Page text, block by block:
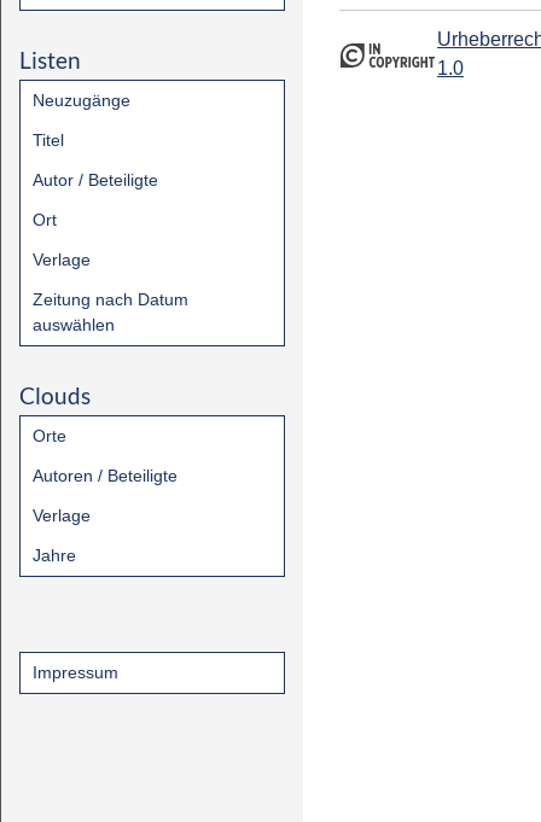
Listen
Neuzugänge
Titel
Autor / Beteiligte
Ort
Verlage
Zeitung nach Datum
auswählen
Clouds
Orte
Autoren / Beteiligte
Verlage
Jahre
Impressum
1.0